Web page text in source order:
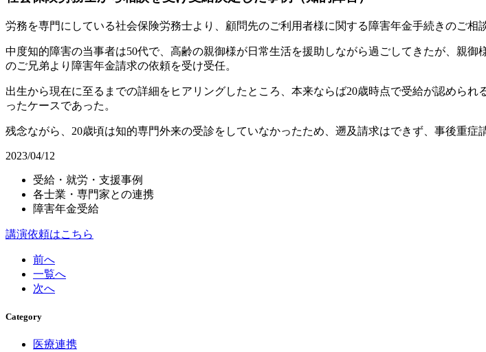
労務を専門にしている社会保険労務士より、顧問先のご利用者様に関する障害年金手続きのご相
中度知的障害の当事者は50代で、高齢の親御様が日常生活を援助しながら過ごしてきたが、親
のご兄弟より障害年金請求の依頼を受け受任。
出生から現在に至るまでの詳細をヒアリングしたところ、本来ならば20歳時点で受給が認めら
ったケースであった。
残念ながら、20歳頃は知的専門外来の受診をしていなかったため、遡及請求はできず、事後重症
2023/04/12
受給・就労・支援事例
各士業・専門家との連携
障害年金受給
講演依頼はこちら
前へ
一覧へ
次へ
Category
医療連携